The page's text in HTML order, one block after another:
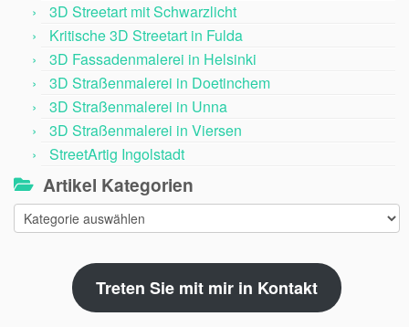
3D Streetart mit Schwarzlicht
Kritische 3D Streetart in Fulda
3D Fassadenmalerei in Helsinki
3D Straßenmalerei in Doetinchem
3D Straßenmalerei in Unna
3D Straßenmalerei in Viersen
StreetArtig Ingolstadt
Artikel Kategorien
Artikel
Kategorien
Treten Sie mit mir in Kontakt